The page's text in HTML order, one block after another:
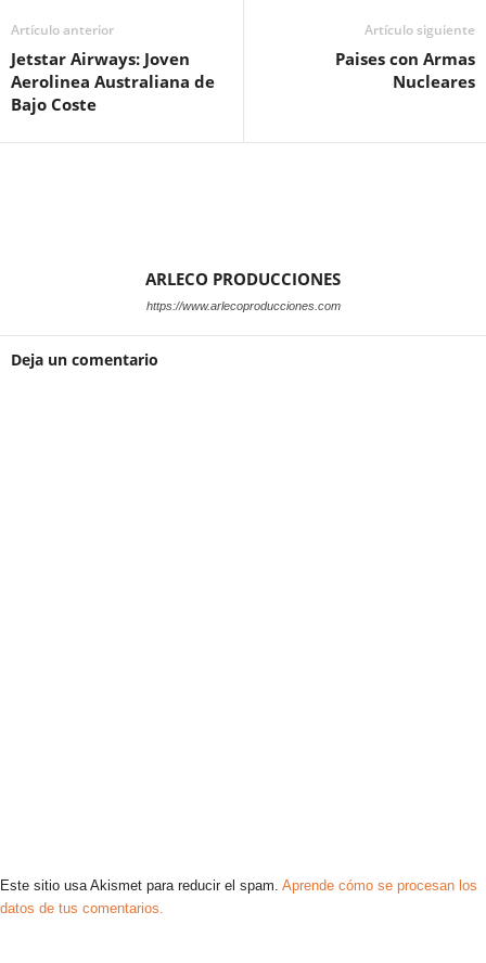
Artículo anterior
Jetstar Airways: Joven
Aerolinea Australiana de
Bajo Coste
Artículo siguiente
Paises con Armas
Nucleares
ARLECO PRODUCCIONES
https://www.arlecoproducciones.com
Deja un comentario
Este sitio usa Akismet para reducir el spam. Aprende cómo se procesan los
datos de tus comentarios.